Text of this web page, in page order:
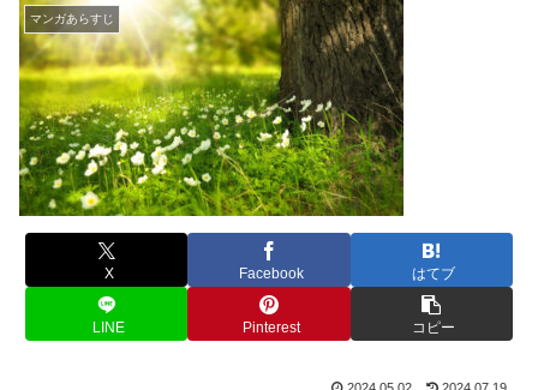
マンガあらすじ
X Facebook はてブ
LINE Pinterest コピー